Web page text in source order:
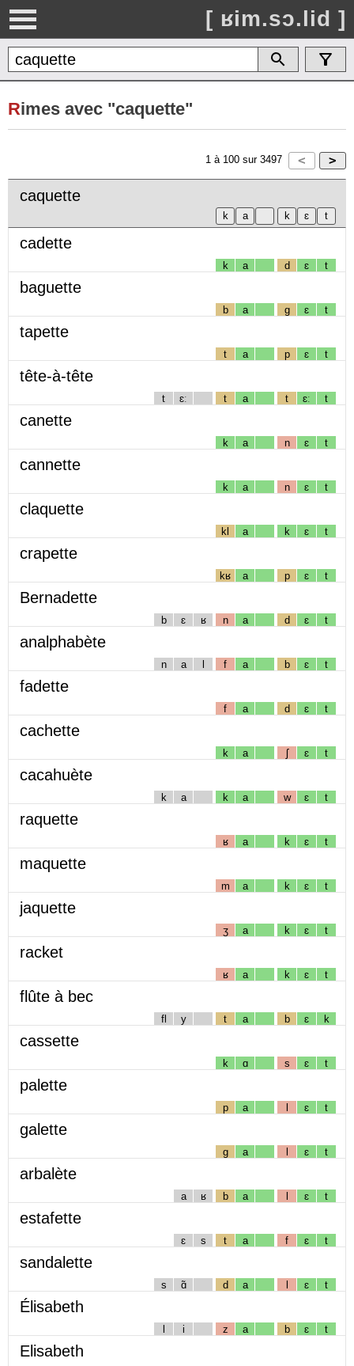
[ ʁim.sɔ.lid ]
Rimes avec "caquette"
1 à 100 sur 3497
caquette
cadette
k a d ɛ t
baguette
b a g ɛ t
tapette
t a p ɛ t
tête-à-tête
t ɛː t a t ɛː t
canette
k a n ɛ t
cannette
k a n ɛ t
claquette
kl a k ɛ t
crapette
kʁ a p ɛ t
Bernadette
b ɛ ʁ n a d ɛ t
analphabète
n a l f a b ɛ t
fadette
f a d ɛ t
cachette
k a ʃ ɛ t
cacahuète
k a k a w ɛ t
raquette
ʁ a k ɛ t
maquette
m a k ɛ t
jaquette
ʒ a k ɛ t
racket
ʁ a k ɛ t
flûte à bec
fl y t a b ɛ k
cassette
k ɑ s ɛ t
palette
p a l ɛ t
galette
g a l ɛ t
arbalète
a ʁ b a l ɛ t
estafette
ɛ s t a f ɛ t
sandalette
s ɑ̃ d a l ɛ t
Élisabeth
l i z a b ɛ t
Elisabeth